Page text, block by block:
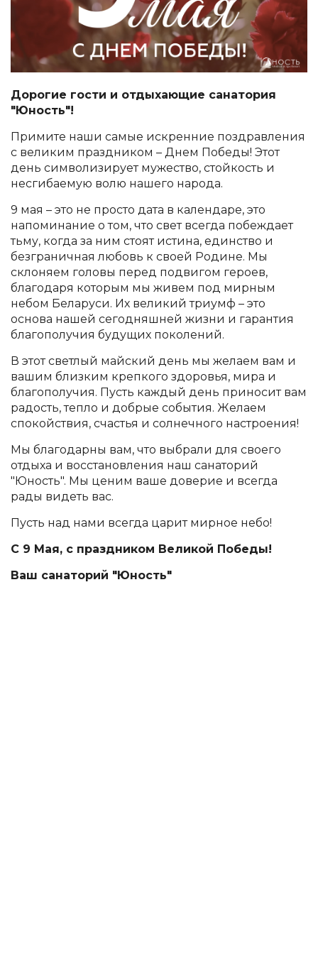
Дорогие гости и отдыхающие санатория
"Юность"!
Примите наши самые искренние поздравления
с великим праздником – Днем Победы! Этот
день символизирует мужество, стойкость и
несгибаемую волю нашего народа.
9 мая – это не просто дата в календаре, это
напоминание о том, что свет всегда побеждает
тьму, когда за ним стоят истина, единство и
безграничная любовь к своей Родине. Мы
склоняем головы перед подвигом героев,
благодаря которым мы живем под мирным
небом Беларуси. Их великий триумф – это
основа нашей сегодняшней жизни и гарантия
благополучия будущих поколений.
В этот светлый майский день мы желаем вам и
вашим близким крепкого здоровья, мира и
благополучия. Пусть каждый день приносит вам
радость, тепло и добрые события. Желаем
спокойствия, счастья и солнечного настроения!
Мы благодарны вам, что выбрали для своего
отдыха и восстановления наш санаторий
"Юность". Мы ценим ваше доверие и всегда
рады видеть вас.
Пусть над нами всегда царит мирное небо!
С 9 Мая, с праздником Великой Победы!
Ваш санаторий "Юность"